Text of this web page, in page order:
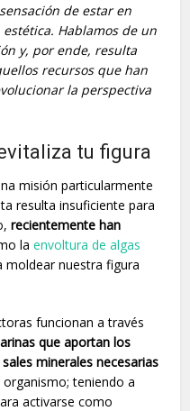
de estar en
Hablamos de un
y, por ende, resulta
recursos que han
la perspectiva
tu figura
misión particularmente
resulta insuficiente para
recientemente han
laenvoltura de algas
nuestra figura
funcionan a través
que aportan los
minerales necesarias
teniendo a
activarse como